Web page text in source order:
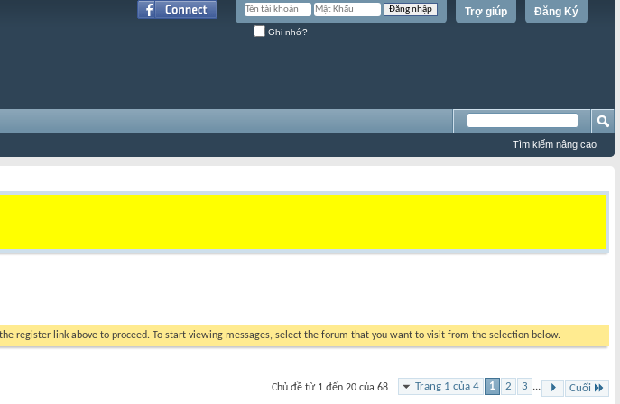
Đăng Ký
Trợ giúp
Ghi nhớ?
Tìm kiếm nâng cao
register link above to proceed. To start viewing messages, select the forum that you want to visit from the selection below.
Trang 1 của 4 1 2 3 ... Cuối
Chủ đề từ 1 đến 20 của 68